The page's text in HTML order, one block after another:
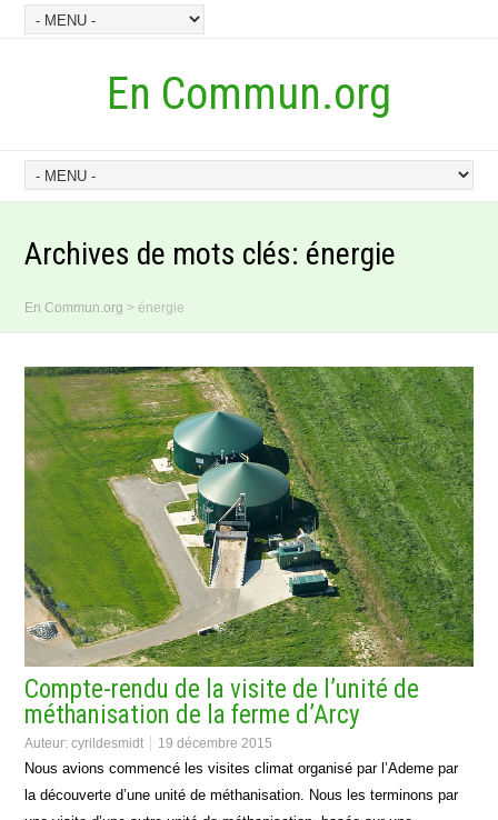
En Commun.org
Archives de mots clés: énergie
En Commun.org >énergie
Compte-rendu de la visite de l’unité de
méthanisation de la ferme d’Arcy
Auteur:cyrildesmidt 19 décembre 2015
Nous avions commencé les visites climat organisé par l’Ademe par
la découverte d’une unité de méthanisation. Nous les terminons par